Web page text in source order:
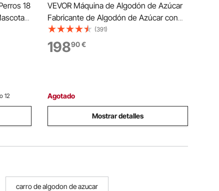
18
12
VEVOR Máquina de Algodón de Azúcar
Fabricante de Algodón de Azúcar con
Tapa
(391)
19890€
Agotado
Mostrar detalles
carro de algodon de azucar